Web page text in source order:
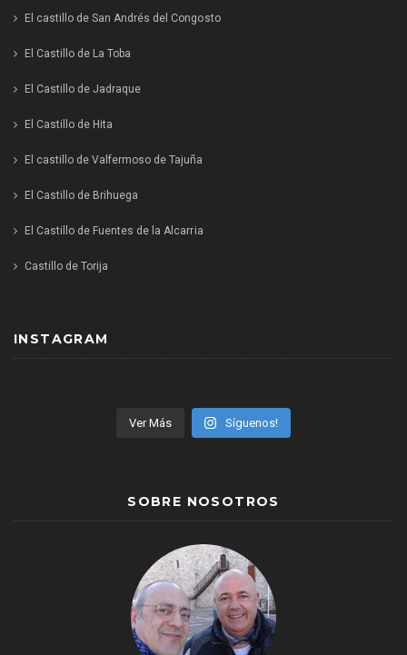
El castillo de San Andrés del Congosto
El Castillo de La Toba
El Castillo de Jadraque
El Castillo de Hita
El castillo de Valfermoso de Tajuña
El Castillo de Brihuega
El Castillo de Fuentes de la Alcarria
Castillo de Torija
INSTAGRAM
Ver Más Síguenos!
SOBRE NOSOTROS